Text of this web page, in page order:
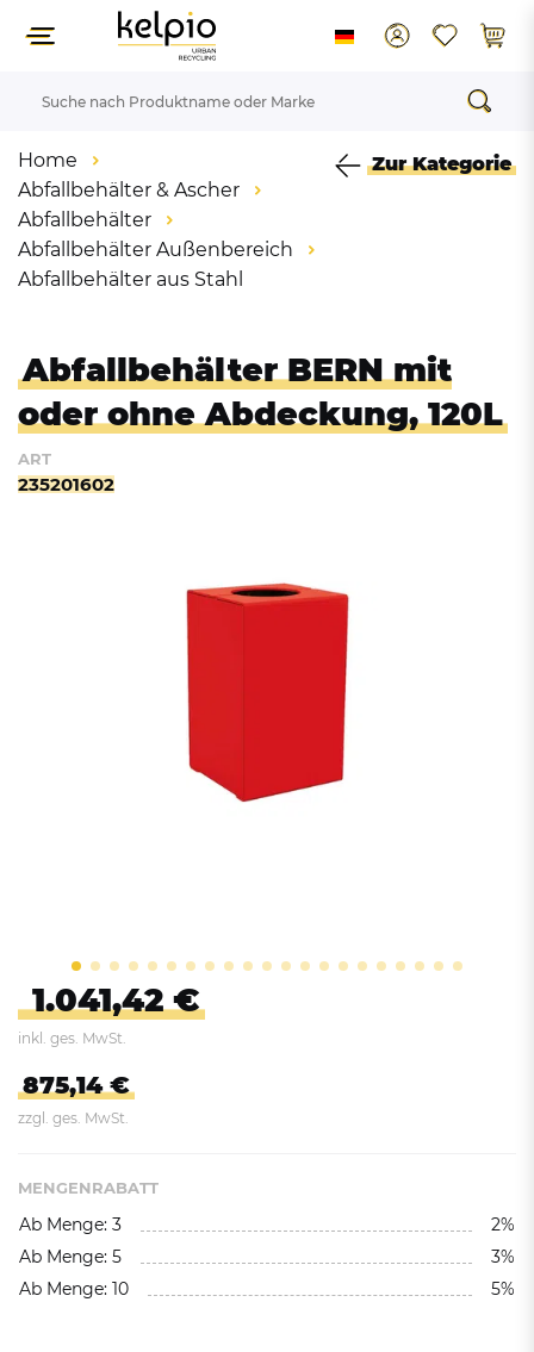
Home
Abfallbehälter & Ascher
Abfallbehälter
Abfallbehälter Außenbereich
Abfallbehälter aus Stahl
Zur Kategorie
Abfallbehälter BERN mit
oder ohne Abdeckung, 120L
ART
235201602
1.041,42 €
inkl. ges. MwSt.
875,14 €
zzgl. ges. MwSt.
MENGENRABATT
Ab Menge: 3
2%
Ab Menge: 5
3%
Ab Menge: 10
5%